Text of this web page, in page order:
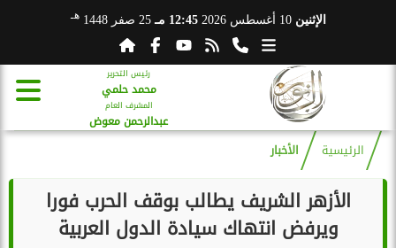
الإثنين 10 أغسطس 2026 12:45 مـ 25 صفر 1448 هـ
رئيس التحرير
محمد حلمي
المشرف العام
عبدالرحمن معوض
الرئيسية الأخبار
الأزهر الشريف يطالب بوقف الحرب فورا
ويرفض انتهاك سيادة الدول العربية